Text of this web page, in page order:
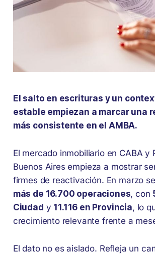
El salto en escrituras y un
estable empiezan a marcar una
más consistente en el AMBA.
El mercado inmobiliario en CABA y
Buenos Aires empieza a mostrar
firmes de reactivación. En marzo
más de 16.700 operaciones, con
Ciudad y 11.116 en Provincia, lo
crecimiento relevante frente a
El dato no es aislado. Refleja un